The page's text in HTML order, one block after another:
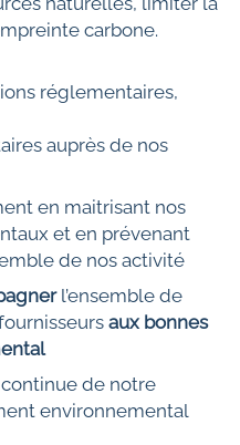
carbone.
réglementaires,
auprès de nos
en maitrisant nos
et en prévenant
de nos activité
l’ensemble de
aux bonnes
de notre
environnemental